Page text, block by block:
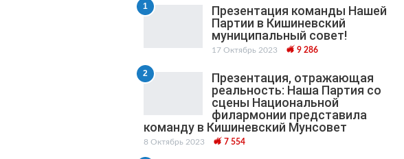
1
Презентация команды Нашей
Партии в Кишиневский
муниципальный cовет!
17 Октябрь 2023 9 286
2
Презентация, отражающая
реальность: Наша Партия со
сцены Национальной
филармонии представила
команду в Кишиневский Мунсовет
8 Октябрь 2023 7 554